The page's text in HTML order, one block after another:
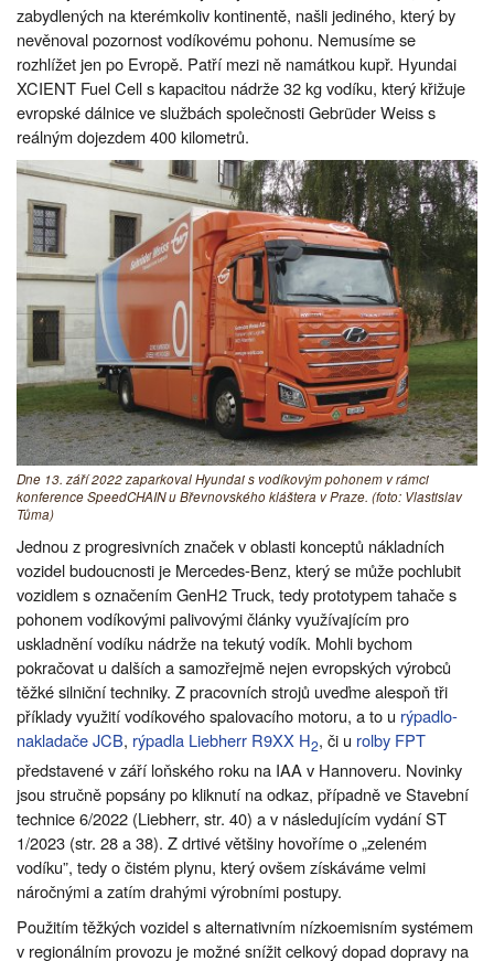
zabydlených na kterémkoliv kontinentě, našli jediného, který by
nevěnoval pozornost vodíkovému pohonu. Nemusíme se
rozhlížet jen po Evropě. Patří mezi ně namátkou kupř. Hyundai
XCIENT Fuel Cell s kapacitou nádrže 32 kg vodíku, který křižuje
evropské dálnice ve službách společnosti Gebrüder Weiss s
reálným dojezdem 400 kilometrů.
Dne 13. září 2022 zaparkoval Hyundai s vodíkovým pohonem v rámci
konference SpeedCHAIN u Břevnovského kláštera v Praze. (foto: Vlastislav
Tůma)
Jednou z progresivních značek v oblasti konceptů nákladních
vozidel budoucnosti je Mercedes-Benz, který se může pochlubit
vozidlem s označením GenH2 Truck, tedy prototypem tahače s
pohonem vodíkovými palivovými články využívajícím pro
uskladnění vodíku nádrže na tekutý vodík. Mohli bychom
pokračovat u dalších a samozřejmě nejen evropských výrobců
těžké silniční techniky. Z pracovních strojů uveďme alespoň tři
příklady využití vodíkového spalovacího motoru, a to u rýpadlo-
nakladače JCB, rýpadla Liebherr R9XX H2, či u rolby FPT
představené v září loňského roku na IAA v Hannoveru. Novinky
jsou stručně popsány po kliknutí na odkaz, případně ve Stavební
technice 6/2022 (Liebherr, str. 40) a v následujícím vydání ST
1/2023 (str. 28 a 38). Z drtivé většiny hovoříme o „zeleném
vodíku”, tedy o čistém plynu, který ovšem získáváme velmi
náročnými a zatím drahými výrobními postupy.
Použitím těžkých vozidel s alternativním nízkoemisním systémem
v regionálním provozu je možné snížit celkový dopad dopravy na